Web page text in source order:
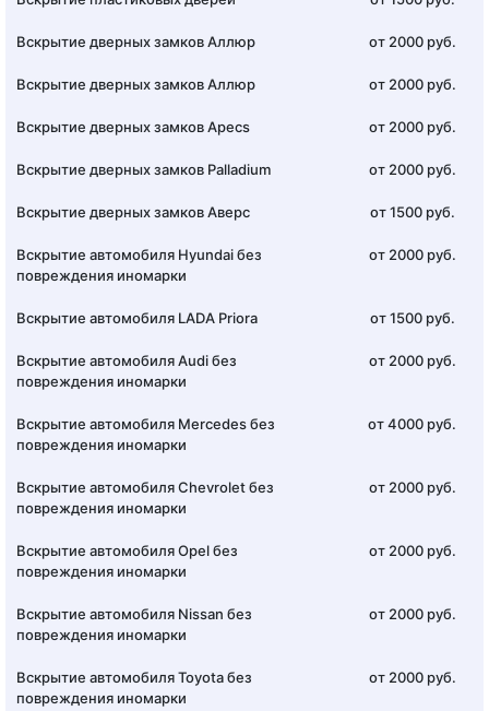
Вскрытие дверных замков Аллюр от 2000 руб.
Вскрытие дверных замков Аллюр от 2000 руб.
Вскрытие дверных замков Apecs от 2000 руб.
Вскрытие дверных замков Palladium от 2000 руб.
Вскрытие дверных замков Аверс от 1500 руб.
Вскрытие автомобиля Hyundai без
повреждения иномарки
от 2000 руб.
Вскрытие автомобиля LADA Priora от 1500 руб.
Вскрытие автомобиля Audi без
повреждения иномарки
от 2000 руб.
Вскрытие автомобиля Mercedes без
повреждения иномарки
от 4000 руб.
Вскрытие автомобиля Chevrolet без
повреждения иномарки
от 2000 руб.
Вскрытие автомобиля Opel без
повреждения иномарки
от 2000 руб.
Вскрытие автомобиля Nissan без
повреждения иномарки
от 2000 руб.
Вскрытие автомобиля Toyota без
повреждения иномарки
от 2000 руб.